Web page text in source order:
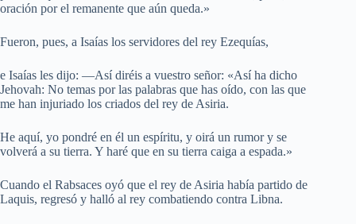
oración por el remanente que aún queda.»
Fueron, pues, a Isaías los servidores del rey Ezequías,
e Isaías les dijo: —Así diréis a vuestro señor: «Así ha dicho
Jehovah: No temas por las palabras que has oído, con las que
me han injuriado los criados del rey de Asiria.
He aquí, yo pondré en él un espíritu, y oirá un rumor y se
volverá a su tierra. Y haré que en su tierra caiga a espada.»
Cuando el Rabsaces oyó que el rey de Asiria había partido de
Laquis, regresó y halló al rey combatiendo contra Libna.